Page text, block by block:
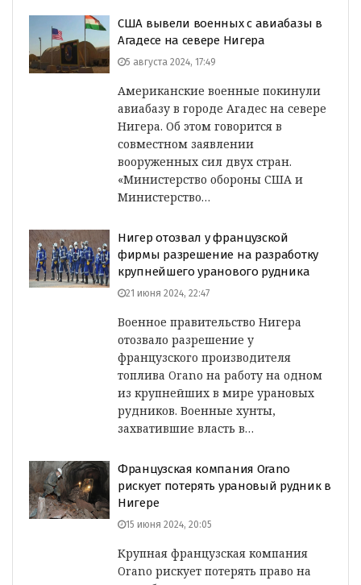
США вывели военных с авиабазы в
Агадесе на севере Нигера
5 августа 2024, 17:49
Американские военные покинули
авиабазу в городе Агадес на севере
Нигера. Об этом говорится в
совместном заявлении
вооруженных сил двух стран.
«Министерство обороны США и
Министерство…
Нигер отозвал у французской
фирмы разрешение на разработку
крупнейшего уранового рудника
21 июня 2024, 22:47
Военное правительство Нигера
отозвало разрешение у
французского производителя
топлива Orano на работу на одном
из крупнейших в мире урановых
рудников. Военные хунты,
захватившие власть в…
Французская компания Orano
рискует потерять урановый рудник в
Нигере
15 июня 2024, 20:05
Крупная французская компания
Orano рискует потерять право на